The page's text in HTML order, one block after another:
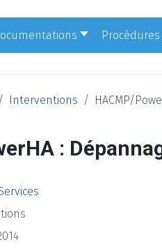
Procédures
Interventions HACMP/
: